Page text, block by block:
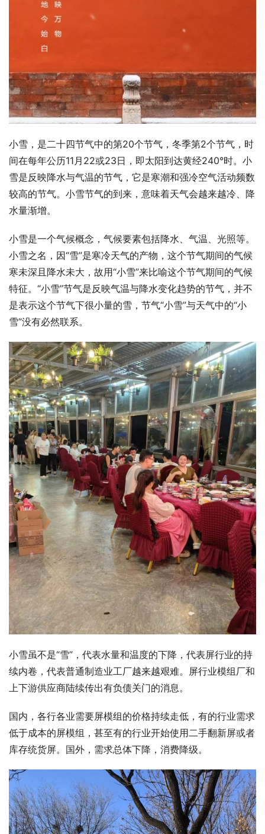
小雪，是二十四节气中的第20个节气，冬季第2个节气，时
间在每年公历11月22或23日，即太阳到达黄经240°时。小
雪是反映降水与气温的节气，它是寒潮和强冷空气活动频数
较高的节气。小雪节气的到来，意味着天气会越来越冷、降
水量渐增。
小雪是一个气候概念，气候要素包括降水、气温、光照等。
小雪之名，因“雪”是寒冷天气的产物，这个节气期间的气候
寒未深且降水未大，故用“小雪”来比喻这个节气期间的气候
特征。“小雪”节气是反映气温与降水变化趋势的节气，并不
是表示这个节气下很小量的雪，节气“小雪”与天气中的“小
雪”没有必然联系。
小雪虽不是“雪”，代表水量和温度的下降，代表屏行业的持
续内卷，代表普通制造业工厂越来越艰难。屏行业模组厂和
上下游供应商陆续传出有负债关门的消息。
国内，各行各业需要屏模组的价格持续走低，有的行业需求
低于成本的屏模组，甚至有的行业开始使用二手翻新屏或者
库存统货屏。国外，需求总体下降，消费降级。